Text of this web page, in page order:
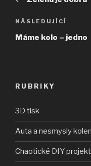
příspěvek
Následující
příspěvek
NÁSLEDUJÍCÍ
Máme kolo – jedno
RUBRIKY
3D tisk
Auta a nesmysly
Chaotické DIY